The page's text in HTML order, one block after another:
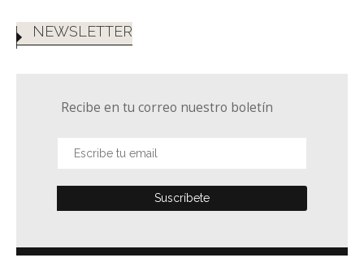
NEWSLETTER
Recibe en tu correo nuestro boletín